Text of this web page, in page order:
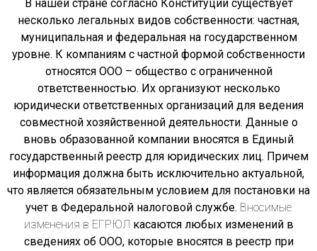
В нашей стране согласно Конституции существует
несколько легальных видов собственности: частная,
муниципальная и федеральная на государственном
уровне. К компаниям с частной формой собственности
относятся ООО – общество с ограниченной
ответственностью. Их организуют несколько
юридически ответственных организаций для ведения
совместной хозяйственной деятельности. Данные о
вновь образованной компании вносятся в Единый
государственный реестр для юридических лиц. Причем
информация должна быть исключительно актуальной,
что является обязательным условием для постановки на
учет в Федеральной налоговой службе. Вносимые
изменения в ЕГРЮЛ касаются любых изменений в
сведениях об ООО, которые вносятся в реестр при